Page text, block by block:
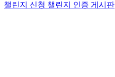
챌린지 신청 챌린지 인증 게시판